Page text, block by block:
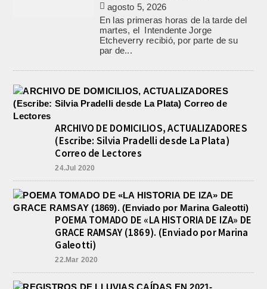
agosto 5, 2026
En las primeras horas de la tarde del
martes, el Intendente Jorge
Etcheverry recibió, por parte de su
par de...
ARCHIVO DE DOMICILIOS, ACTUALIZADORES
(Escribe: Silvia Pradelli desde La Plata)
Correo de Lectores
24.Jul 2020
POEMA TOMADO DE «LA HISTORIA DE IZA» DE
GRACE RAMSAY (1869). (Enviado por Marina
Galeotti)
22.Mar 2020